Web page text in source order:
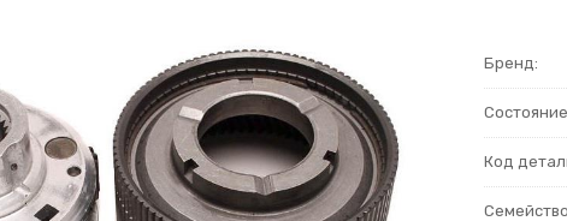
Бренд:
Код